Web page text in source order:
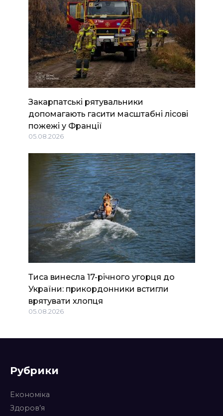
Закарпатські рятувальники
допомагають гасити масштабні лісові
пожежі у Франції
05.08.2026
Тиса винесла 17-річного угорця до
України: прикордонники встигли
врятувати хлопця
05.08.2026
Рубрики
Економіка
Здоров’я